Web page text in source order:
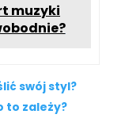
muzyki
swój styl?
to zależy?